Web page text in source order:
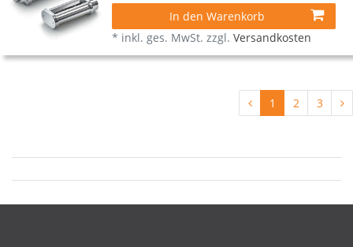
In den Warenkorb
* inkl. ges. MwSt. zzgl.Versandkosten
1 2 3